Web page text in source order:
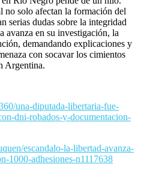
no solo afectan la formación del
serias dudas sobre la integridad
avanza en su investigación, la
demandando explicaciones y
con socavar los cimientos
Argentina.
una-diputada-libertaria-fue-
dni-robados-y-documentacion-
escandalo-la-libertad-avanza-
1000-adhesiones-n1117638